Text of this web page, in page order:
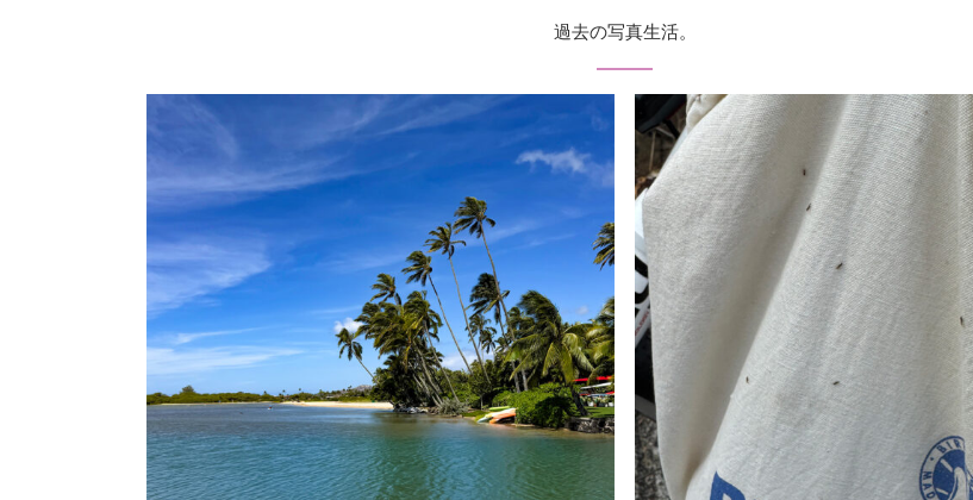
過去の写真生活。